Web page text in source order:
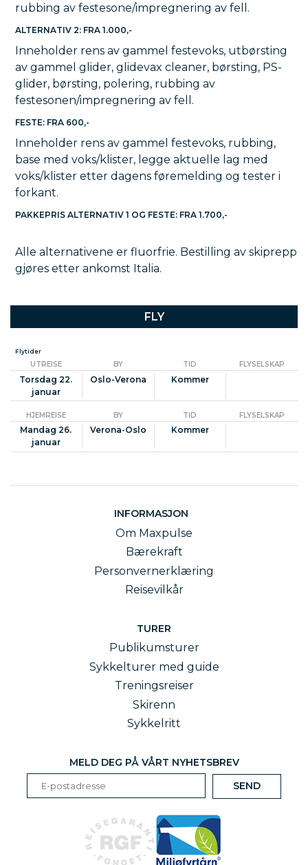
rubbing av festesone/impregnering av fell.
ALTERNATIV 2: FRA 1.000,-
Inneholder rens av gammel festevoks, utbørsting
av gammel glider, glidevax cleaner, børsting, PS-
glider, børsting, polering, rubbing av
festesonen/impregnering av fell.
FESTE: FRA 600,-
Inneholder rens av gammel festevoks, rubbing,
base med voks/klister, legge aktuelle lag med
voks/klister etter dagens føremelding og tester i
forkant.
PAKKEPRIS ALTERNATIV 1 OG FESTE: FRA 1.700,-
Alle alternativene er fluorfrie. Bestilling av skiprepp
gjøres etter ankomst Italia.
FLY
Flytider
UTREISE BY TID FLYSELSKAP
Torsdag 22.
januar
Oslo-Verona Kommer
HJEMREISE BY TID FLYSELSKAP
Mandag 26.
januar
Verona-Oslo Kommer
INFORMASJON
Om Maxpulse
Bærekraft
Personvernerklæring
Reisevilkår
TURER
Publikumsturer
Sykkelturer med guide
Treningsreiser
Skirenn
Sykkelritt
MELD DEG PÅ VÅRT NYHETSBREV